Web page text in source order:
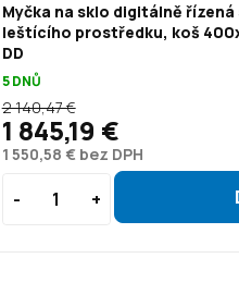
Myčka na sklo digitálně
leštícího prostředku, koš
DD
5 DNŮ
1 550,58 € bez DPH
2 140,47 €
1 845,19 €